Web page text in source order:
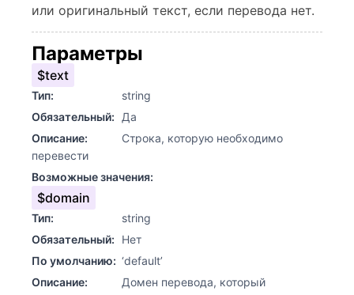
или оригинальный текст, если перевода нет.
Параметры
$text
Тип:
string
Обязательный:
Да
Описание:
Строка, которую необходимо
перевести
Возможные значения:
$domain
Тип:
string
Обязательный:
Нет
По умолчанию: ‘default’
Описание:
Домен перевода, который